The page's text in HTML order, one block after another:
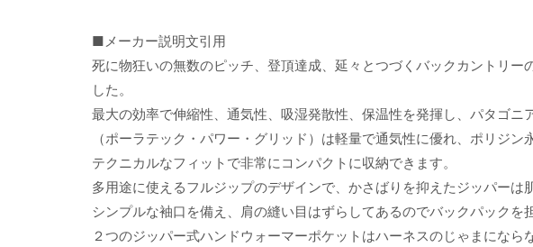
■メーカー説明文引用
死に物狂いの無数のピッチ、登頂達成、延々とつづくバックカントリー
した。
最大の効率で伸縮性、通気性、吸湿発散性、保温性を発揮し、パタゴ
（ポーラテック・パワー・グリッド）は軽量で通気性に優れ、ポリジン
テクニカルなフィットで非常にコンパクトに収納できます。
多用途に使えるフルジップのデザインで、かさばりを抑えたジッパーは
シンプルな袖口を備え、肩の縫い目はずらしてあるのでバックパックを
２つのジッパー式ハンドウォーマーポケットはハーネスのじゃまにな